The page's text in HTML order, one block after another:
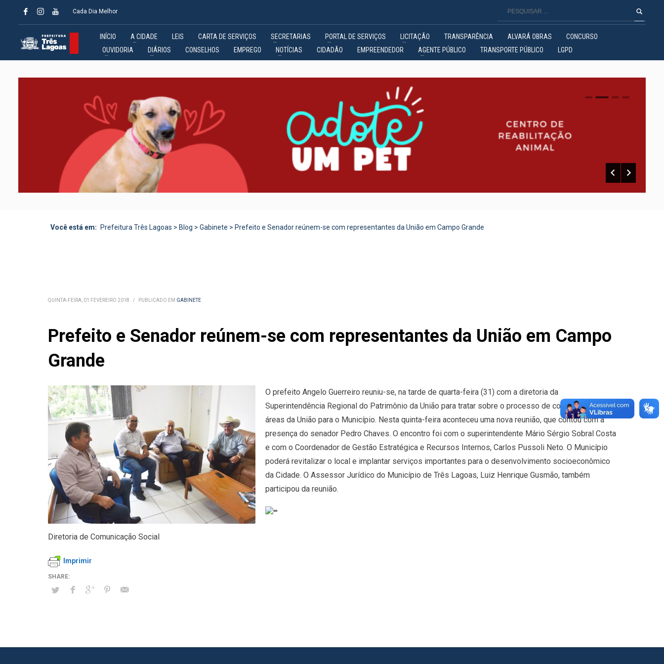
Cada Dia Melhor
INÍCIO A CIDADE LEIS CARTA DE SERVIÇOS SECRETARIAS PORTAL DE SERVIÇOS LICITAÇÃO TRANSPARÊNCIA ALVARÁ OBRAS
CONCURSO
OUVIDORIA
DIÁRIOS CONSELHOS EMPREGO NOTÍCIAS CIDADÃO EMPREENDEDOR AGENTE PÚBLICO TRANSPORTE PÚBLICO LGPD
0 1 2
Você está em: Prefeitura Três Lagoas > Blog > Gabinete > Prefeito e Senador reúnem-se com representantes da União em Campo Grande
QUINTA-FEIRA, 01 FEVEREIRO 2018 / PUBLICADO EM GABINETE
Prefeito e Senador reúnem-se com representantes da União em Campo
Grande
O prefeito Angelo Guerreiro reuniu-se, na tarde de quarta-feira (31) com a diretoria da
Superintendência Regional do Patrimônio da União para tratar sobre o processo de concessão de
áreas da União para o Município. Nesta quinta-feira aconteceu uma nova reunião, que contou com a
presença do senador Pedro Chaves. O encontro foi com o superintendente Mário Sérgio Sobral Costa
e com o Coordenador de Gestão Estratégica e Recursos Internos, Carlos Pussoli Neto. O Município
poderá revitalizar o local e implantar serviços importantes para o desenvolvimento socioeconômico
da Cidade. O Assessor Jurídico do Município de Três Lagoas, Luiz Henrique Gusmão, também
participou da reunião.
Diretoria de Comunicação Social
Imprimir